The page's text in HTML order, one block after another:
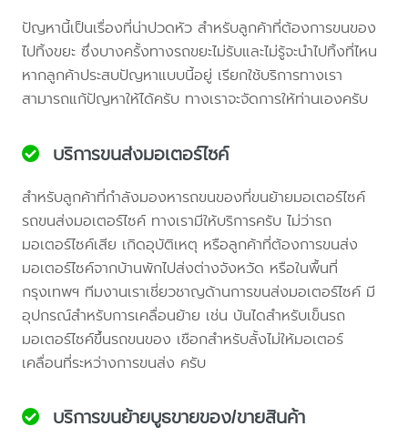
ปัญหานี้เป็นเรื่องที่น่าปวดหัว สำหรับลูกค้าที่ต้องการขนของ
ไปทิ้งขยะ ซึ่งบางครั้งทางรถขยะไม่รับและไม่รู้จะนำไปทิ้งที่ไหน
หากลูกค้าประสบปัญหาแบบนี้อยู่ เรียกใช้บริการทางเรา
สามารถแก้ปัญหาให้ได้ครับ ทางเราจะจัดการให้ท่านเองครับ
บริการขนส่งมอเตอร์ไซค์
สำหรับลูกค้าที่กำลังมองหารถขนของที่ขนย้ายมอเตอร์ไซค์
รถขนส่งมอเตอร์ไซค์ ทางเรามีให้บริการครับ ไม่ว่ารถ
มอเตอร์ไซค์เสีย เกิดอุบัติเหตุ หรือลูกค้าที่ต้องการขนส่ง
มอเตอร์ไซค์จากบ้านพักไปส่งต่างจังหวัด หรือในพื้นที่
กรุงเทพฯ ทีมงานเราเชี่ยวชาญด้านการขนส่งมอเตอร์ไซค์ มี
อุปกรณ์สำหรับการเคลื่อนย้าย เช่น บันไดสำหรับเข็นรถ
มอเตอร์ไซค์ขึ้นรถขนของ เชือกสำหรับลั้งไม่ให้มอเตอร์
เคลื่อนที่ระหว่างการขนส่ง ครับ
บริการขนย้ายบูธขายของ/ขายสินค้า